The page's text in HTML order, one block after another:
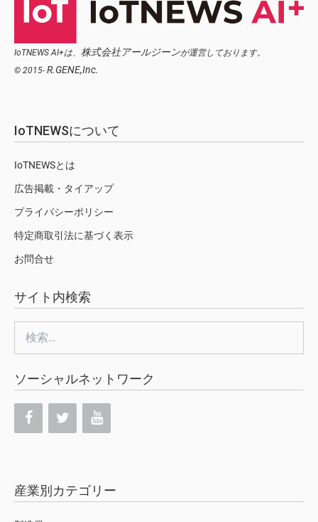
IoTNEWS AI+は、 株式会社アールジーンが運営しております。
© 2015- R.GENE,Inc.
IoTNEWSについて
IoTNEWSとは
広告掲載・タイアップ
プライバシーポリシー
特定商取引法に基づく表示
お問合せ
サイト内検索
索:
ソーシャルネットワーク
産業別カテゴリー